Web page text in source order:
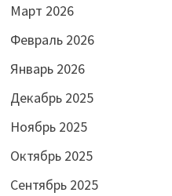
Март 2026
Февраль 2026
Январь 2026
Декабрь 2025
Ноябрь 2025
Октябрь 2025
Сентябрь 2025